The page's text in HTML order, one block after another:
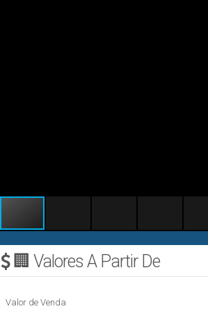
🏢 Valores A Partir De
Valor de Venda